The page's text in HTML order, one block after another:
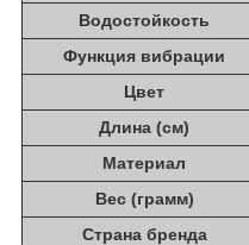
Водостойкость
Функция вибрации
Цвет
Длина (см)
Материал
Вес (грамм)
Страна бренда